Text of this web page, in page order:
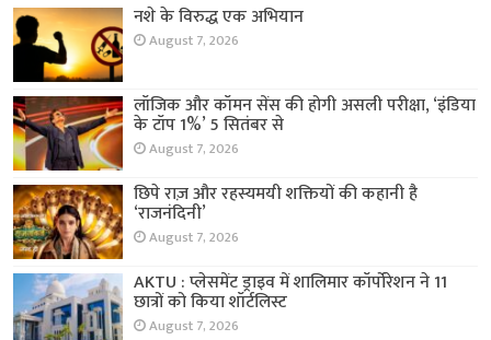
नशे के विरुद्ध एक अभियान
August 7, 2026
लॉजिक और कॉमन सेंस की होगी असली परीक्षा, ‘इंडिया
के टॉप 1%’ 5 सितंबर से
August 7, 2026
छिपे राज़ और रहस्यमयी शक्तियों की कहानी है
‘राजनंदिनी’
August 7, 2026
AKTU : प्लेसमेंट ड्राइव में शालिमार कॉर्पोरेशन ने 11
छात्रों को किया शॉर्टलिस्ट
August 7, 2026